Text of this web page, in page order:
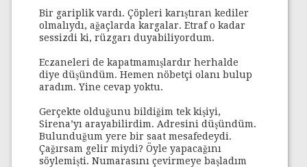
Bir gariplik vardı. Çöpleri karıştıran kediler
olmalıydı, ağaçlarda kargalar. Etraf o kadar
sessizdi ki, rüzgarı duyabiliyordum.
Eczaneleri de kapatmamışlardır herhalde
diye düşündüm. Hemen nöbetçi olanı bulup
aradım. Yine cevap yoktu.
Gerçekte olduğunu bildiğim tek kişiyi,
Sirena’yı arayabilirdim. Adresini düşündüm.
Bulunduğum yere bir saat mesafedeydi.
Çağırsam gelir miydi? Öyle yapacağını
söylemişti. Numarasını çevirmeye başladım